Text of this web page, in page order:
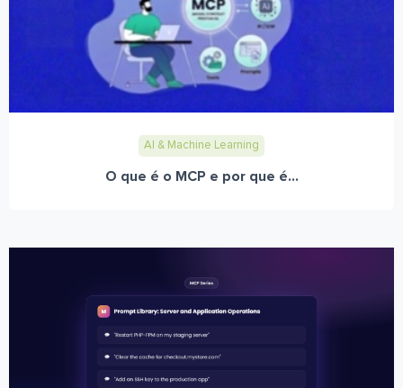
AI & Machine Learning
O que é o MCP e por que é...